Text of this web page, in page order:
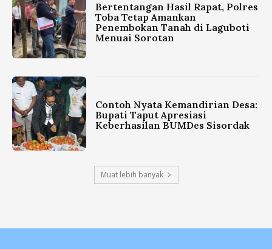
Bertentangan Hasil Rapat, Polres
Toba Tetap Amankan
Penembokan Tanah di Laguboti
Menuai Sorotan
Contoh Nyata Kemandirian Desa:
Bupati Taput Apresiasi
Keberhasilan BUMDes Sisordak
Muat lebih banyak